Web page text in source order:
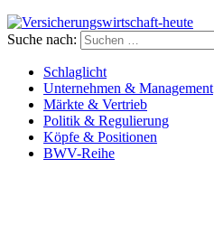
Versicherungswirtschaft-heute
Suche nach:
Schlaglicht
Unternehmen & Management
Märkte & Vertrieb
Politik & Regulierung
Köpfe & Positionen
BWV-Reihe